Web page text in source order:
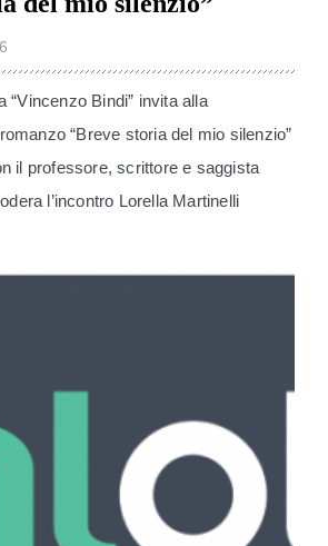
“Vincenzo Bindi” invita alla
“Breve storia del mio silenzio”
il professore, scrittore e saggista
l’incontro Lorella Martinelli